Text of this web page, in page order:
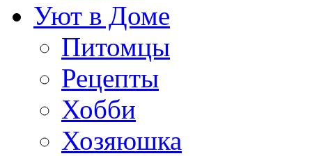
Уют в Доме
Питомцы
Рецепты
Хобби
Хозяюшка